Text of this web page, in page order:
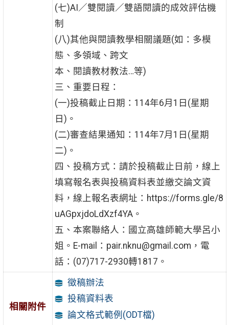
(七)AI／雙閱讀／雙語閱讀的成效評估機
制
(八)其他與閱讀教學相關議題(如：多模
態、多領域、跨文
本、閱讀教材教法…等)
三、重要日程：
(一)投稿截止日期：114年6月1日(星期
日)。
(二)審查結果通知：114年7月1日(星期
二)。
四、投稿方式：請於投稿截止日前，線上
填寫報名表與投稿資料表並繳交論文資
料，線上報名表網址：https://forms.gle/8
uAGpxjdoLdXzf4YA。
五、本案聯絡人：國立高雄師範大學呂小
姐。E-mail：pair.nknu@gmail.com，電
話：(07)717-2930轉1817。
相關附件
徵稿辦法
投稿資料表
論文格式範例(ODT檔)